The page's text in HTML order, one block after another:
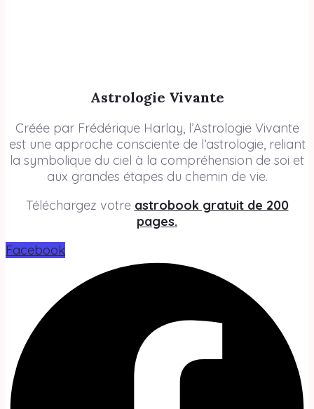
Astrologie Vivante
Créée par Frédérique Harlay, l’Astrologie Vivante
est une approche consciente de l’astrologie, reliant
la symbolique du ciel à la compréhension de soi et
aux grandes étapes du chemin de vie.
Téléchargez votre astrobook gratuit de 200
pages.
Facebook